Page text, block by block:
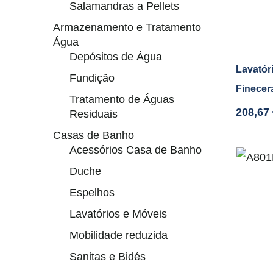
208,67
Salamandras a Pellets
Armazenamento e Tratamento
Água
Depósitos de Água
Fundição
Tratamento de Águas
Residuais
Casas de Banho
Acessórios Casa de Banho
Duche
Espelhos
Lavatórios e Móveis
Mobilidade reduzida
Sanitas e Bidés